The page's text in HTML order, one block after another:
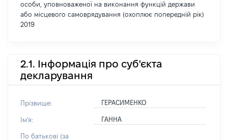
особи, уповноваженої на виконання функцій держави
або місцевого самоврядування (охоплює попередній рік)
2019
2.1. Інформація про суб'єкта
декларування
Прізвище: ГЕРАСИМЕНКО
Ім'я: ГАННА
По батькові (за